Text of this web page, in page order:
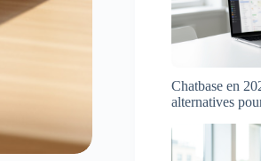
Chatbase en
alternatives